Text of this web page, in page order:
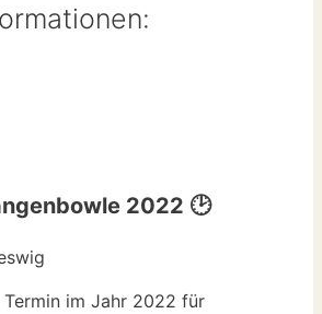
2022 🕑
im Jahr 2022 für